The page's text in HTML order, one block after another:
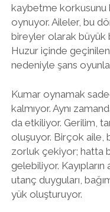
kaybetme korkusunu
oynuyor. Aileler, bu
bireyler olarak büyük
Huzur içinde geçinilen
nedeniyle şans
Kumar oynamak
kalmıyor. Aynı
da etkiliyor. Gerilim,
oluşuyor. Birçok aile,
zorluk çekiyor; hatta
gelebiliyor.
utanç duyguları,
yük oluşturuyor.